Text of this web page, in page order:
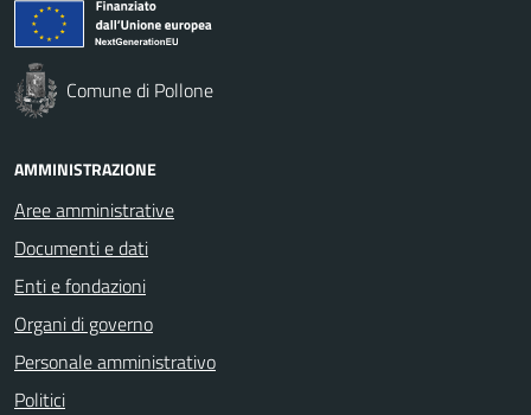
Comune di Pollone
AMMINISTRAZIONE
Aree amministrative
Documenti e dati
Enti e fondazioni
Organi di governo
Personale amministrativo
Politici